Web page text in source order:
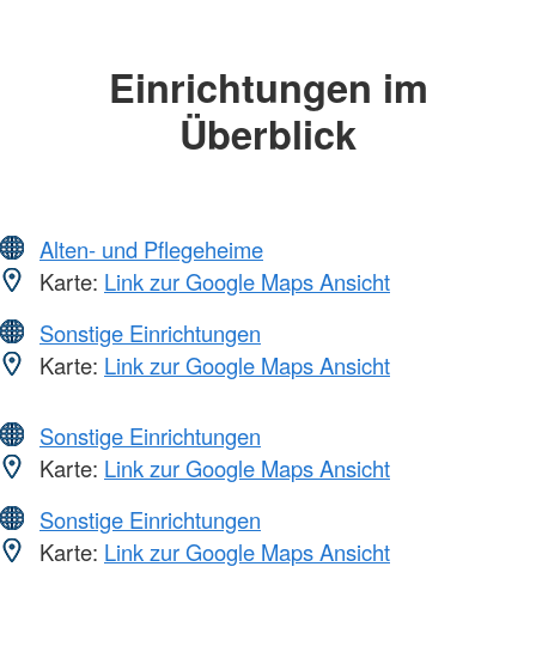
Einrichtungen im
Überblick
Alten- und Pflegeheime
Karte: Link zur Google Maps Ansicht
Sonstige Einrichtungen
Karte: Link zur Google Maps Ansicht
Sonstige Einrichtungen
Karte: Link zur Google Maps Ansicht
Sonstige Einrichtungen
Karte: Link zur Google Maps Ansicht